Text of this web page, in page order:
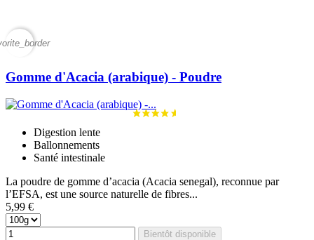
Gomme d'Acacia (arabique) - Poudre
Digestion lente
Ballonnements
Santé intestinale
La poudre de gomme d’acacia (Acacia senegal), reconnue par
l’EFSA, est une source naturelle de fibres...
5,99 €
Bientôt disponible